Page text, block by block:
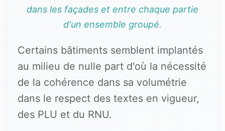
dans les façades et entre chaque partie
d'un ensemble groupé.
Certains bâtiments semblent implantés
au milieu de nulle part d'où la nécessité
de la cohérence dans sa volumétrie
dans le respect des textes en vigueur,
des PLU et du RNU.